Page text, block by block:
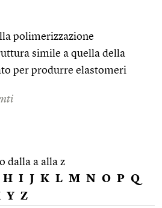
polimerizzazione
simile a quella della
per produrre elastomeri
dalla a alla z
H I J K L M N O P Q
Y Z